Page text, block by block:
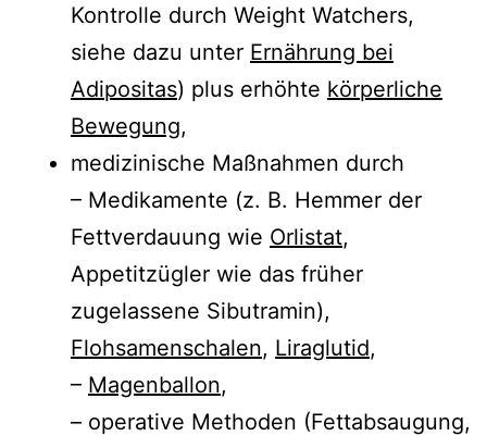
Kontrolle durch Weight Watchers,
siehe dazu unter Ernährung bei
Adipositas) plus erhöhte körperliche
Bewegung,
medizinische Maßnahmen durch
– Medikamente (z. B. Hemmer der
Fettverdauung wie Orlistat,
Appetitzügler wie das früher
zugelassene Sibutramin),
Flohsamenschalen, Liraglutid,
– Magenballon,
– operative Methoden (Fettabsaugung,